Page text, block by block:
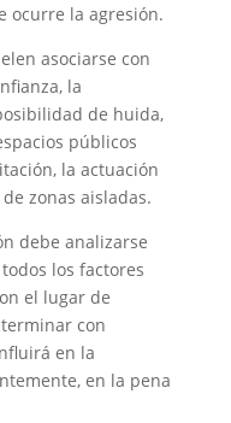
ocurre la agresión.
asociarse con
la
de huida,
públicos
la actuación
zonas aisladas.
debe analizarse
los factores
el lugar de
con
en la
en la pena